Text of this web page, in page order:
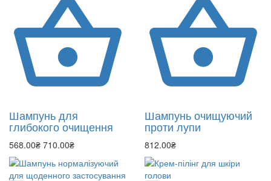
Шампунь для
глибокого очищення
568.00₴ 710.00₴
Шампунь очищуючий
проти лупи
812.00₴